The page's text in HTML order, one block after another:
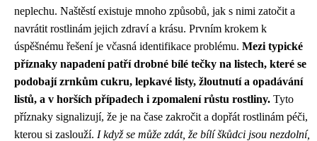
neplechu. Naštěstí existuje mnoho způsobů, jak s nimi zatočit a
navrátit rostlinám jejich zdraví a krásu. Prvním krokem k
úspěšnému řešení je včasná identifikace problému. Mezi typické
příznaky napadení patří drobné bílé tečky na listech, které se
podobají zrnkům cukru, lepkavé listy, žloutnutí a opadávání
listů, a v horších případech i zpomalení růstu rostliny. Tyto
příznaky signalizují, že je na čase zakročit a dopřát rostlinám péči,
kterou si zaslouží. I když se může zdát, že bílí škůdci jsou nezdolní,